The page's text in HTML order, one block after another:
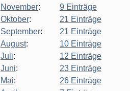
November:
9 Einträge
Oktober:
21 Einträge
September:
21 Einträge
August:
10 Einträge
Juli:
12 Einträge
Juni:
23 Einträge
Mai:
26 Einträge